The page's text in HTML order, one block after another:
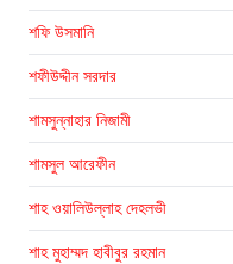
শফি উসমানি
শফীউদ্দীন সরদার
শামসুন্নাহার নিজামী
শামসুল আরেফীন
শাহ ওয়ালিউল্লাহ দেহলভী
শাহ মুহাম্মদ হাবীবুর রহমান